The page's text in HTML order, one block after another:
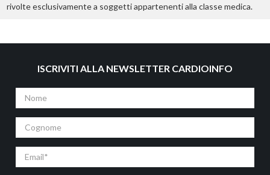
rivolte esclusivamente a soggetti appartenenti alla classe medica.
ISCRIVITI ALLA NEWSLETTER CARDIOINFO
Nome
Cognome
Email